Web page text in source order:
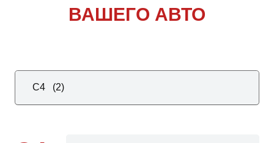
ВАШЕГО АВТО